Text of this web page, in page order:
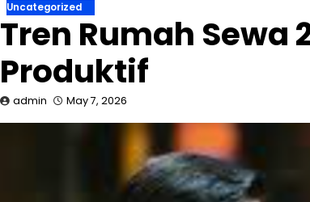
Uncategorized
Tren Rumah Sewa
Produktif
admin May 7, 2026